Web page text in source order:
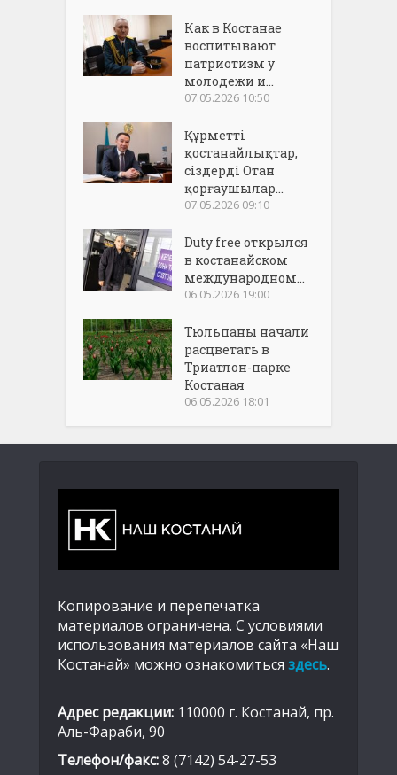
Как в Костанае
воспитывают
патриотизм у
молодежи и...
07.05.2026 10:50
Құрметті
қостанайлықтар,
сіздерді Отан
қорғаушылар...
07.05.2026 09:10
Duty free открылся
в костанайском
международном...
06.05.2026 19:00
Тюльпаны начали
расцветать в
Триатлон-парке
Костаная
06.05.2026 18:01
Копирование и перепечатка
материалов ограничена. С условиями
использования материалов сайта «Наш
Костанай» можно ознакомиться здесь.
Адрес редакции: 110000 г. Костанай, пр.
Аль-Фараби, 90
Телефон/факс:8 (7142) 54-27-53